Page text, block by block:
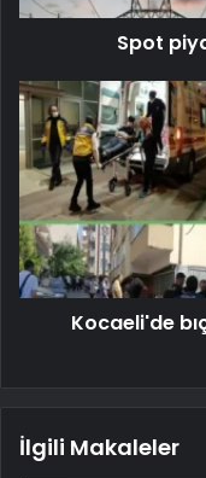
Spot
Kocaeli'de
İlgili Makaleler